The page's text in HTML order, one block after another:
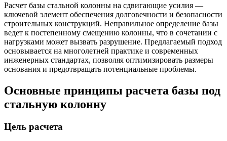
Расчет базы стальной колонны на сдвигающие усилия —
ключевой элемент обеспечения долговечности и безопасности
строительных конструкций. Неправильное определение базы
ведет к постепенному смещению колонны, что в сочетании с
нагрузками может вызвать разрушение. Предлагаемый подход
основывается на многолетней практике и современных
инженерных стандартах, позволяя оптимизировать размеры
основания и предотвращать потенциальные проблемы.
Основные принципы расчета базы под
стальную колонну
Цель расчета